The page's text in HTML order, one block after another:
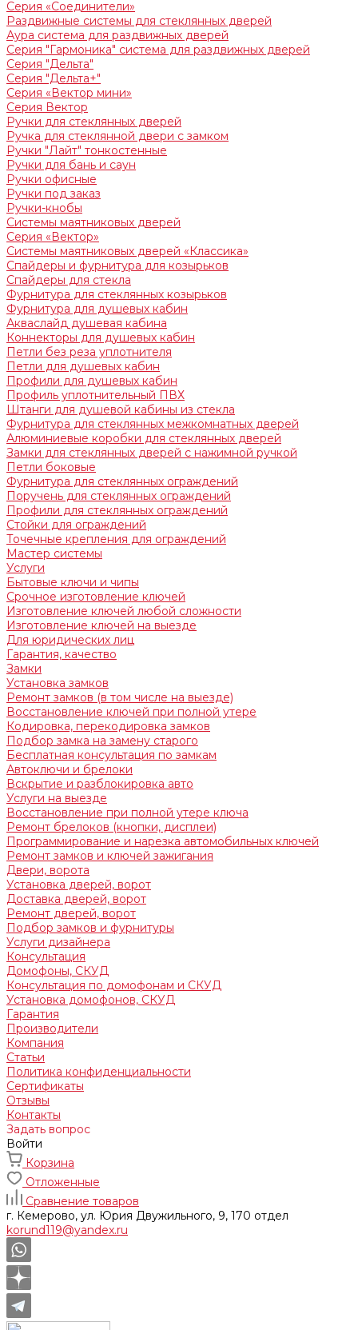
Серия «Соединители»
Раздвижные системы для стеклянных дверей
Аура система для раздвижных дверей
Серия "Гармоника" система для раздвижных дверей
Серия "Дельта"
Серия "Дельта+"
Серия «Вектор мини»
Серия Вектор
Ручки для стеклянных дверей
Ручка для стеклянной двери с замком
Ручки "Лайт" тонкостенные
Ручки для бань и саун
Ручки офисные
Ручки под заказ
Ручки-кнобы
Системы маятниковых дверей
Серия «Вектор»
Системы маятниковых дверей «Классика»
Спайдеры и фурнитура для козырьков
Спайдеры для стекла
Фурнитура для стеклянных козырьков
Фурнитура для душевых кабин
Акваслайд душевая кабина
Коннекторы для душевых кабин
Петли без реза уплотнителя
Петли для душевых кабин
Профили для душевых кабин
Профиль уплотнительный ПВХ
Штанги для душевой кабины из стекла
Фурнитура для стеклянных межкомнатных дверей
Алюминиевые коробки для стеклянных дверей
Замки для стеклянных дверей с нажимной ручкой
Петли боковые
Фурнитура для стеклянных ограждений
Поручень для стеклянных ограждений
Профили для стеклянных ограждений
Стойки для ограждений
Точечные крепления для ограждений
Мастер системы
Услуги
Бытовые ключи и чипы
Срочное изготовление ключей
Изготовление ключей любой сложности
Изготовление ключей на выезде
Для юридических лиц
Гарантия, качество
Замки
Установка замков
Ремонт замков (в том числе на выезде)
Восстановление ключей при полной утере
Кодировка, перекодировка замков
Подбор замка на замену старого
Бесплатная консультация по замкам
Автоключи и брелоки
Вскрытие и разблокировка авто
Услуги на выезде
Восстановление при полной утере ключа
Ремонт брелоков (кнопки, дисплеи)
Программирование и нарезка автомобильных ключей
Ремонт замков и ключей зажигания
Двери, ворота
Установка дверей, ворот
Доставка дверей, ворот
Ремонт дверей, ворот
Подбор замков и фурнитуры
Услуги дизайнера
Консультация
Домофоны, СКУД
Консультация по домофонам и СКУД
Установка домофонов, СКУД
Гарантия
Производители
Компания
Статьи
Политика конфиденциальности
Сертификаты
Отзывы
Контакты
Задать вопрос
Войти
Корзина
Отложенные
Сравнение товаров
г. Кемерово, ул. Юрия Двужильного, 9, 170 отдел
korund119@yandex.ru